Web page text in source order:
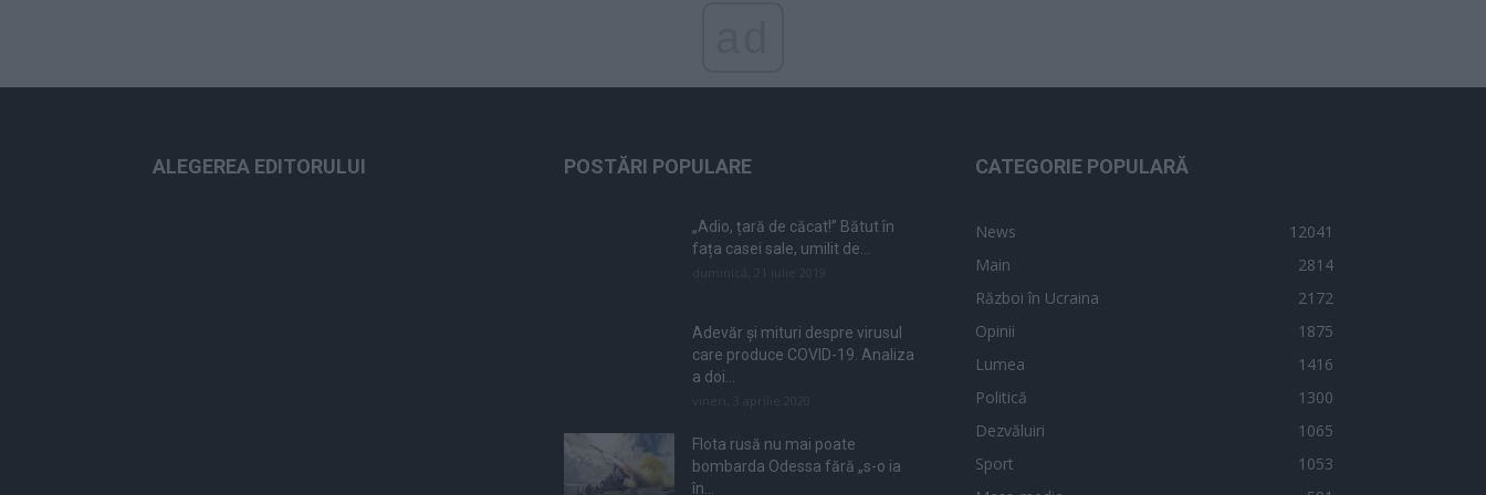
ALEGEREA EDITORULUI POSTĂRI POPULARE
„Adio, țară de căcat!” Bătut în
fața casei sale, umilit de...
Adevăr și mituri despre virusul
care produce COVID-19. Analiza
a doi...
Flota rusă nu mai poate
bombarda Odessa fără „s-o ia
în...
CATEGORIE POPULARĂ
News
12041
Main
2814
Război în Ucraina
2172
Opinii
1875
Lumea
1416
Politică
1300
Dezvăluiri
1065
Sport
1053